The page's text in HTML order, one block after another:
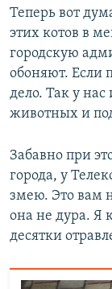
Теперь вот
этих котов в
городскую
обоняют. Если
дело. Так у нас
животных и
Забавно при
города, у
змею. Это вам
она не дура. Я
десятки